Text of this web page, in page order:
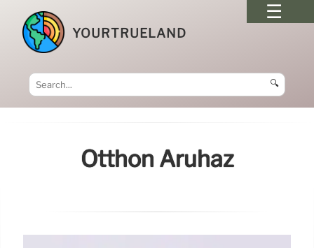
YOURTRUELAND
🔍
Otthon Áruház